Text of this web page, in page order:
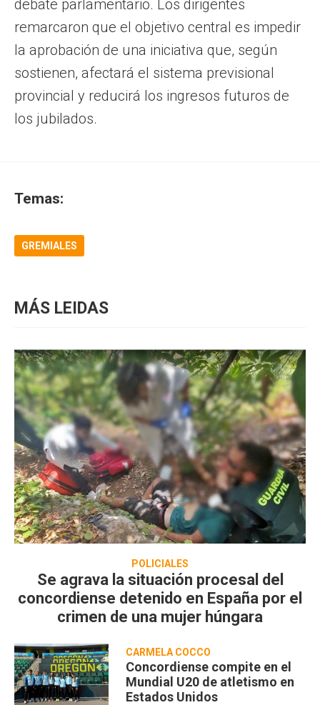
debate parlamentario. Los dirigentes
remarcaron que el objetivo central es impedir
la aprobación de una iniciativa que, según
sostienen, afectará el sistema previsional
provincial y reducirá los ingresos futuros de
los jubilados.
Temas:
GREMIALES
MÁS LEIDAS
POLICIALES
Se agrava la situación procesal del
concordiense detenido en España por el
crimen de una mujer húngara
CARMELA COCCO
Concordiense compite en el
Mundial U20 de atletismo en
Estados Unidos